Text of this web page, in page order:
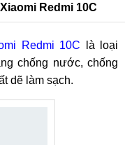
Redmi 10C
Redmi 10C là loại
chống nước, chống
dẽ làm sạch.